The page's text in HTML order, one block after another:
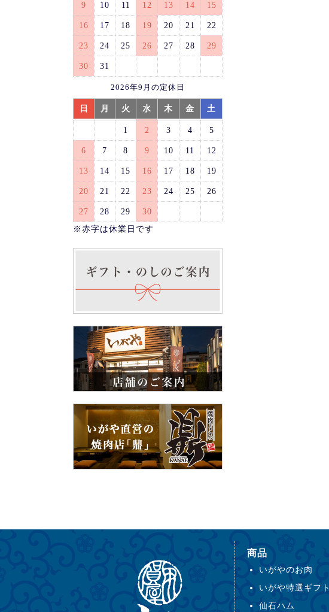
9 10 11 12 13 14 15
16 17 18 19 20 21 22
23 24 25 26 27 28 29
30 31
2026年9月の定休日
日 月 火 水 木 金 土
1 2 3 4 5
6 7 8 9 10 11 12
13 14 15 16 17 18 19
20 21 22 23 24 25 26
27 28 29
30
※赤字は休業日です
商品
いがやのお肉
いがや特選ギフト
仙石ハム